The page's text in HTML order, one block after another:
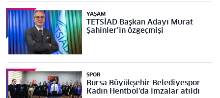
YAŞAM
TETSİAD Başkan Adayı Murat
Şahinler’in özgeçmişi
SPOR
Bursa Büyükşehir Belediyespor
Kadın Hentbol'da imzalar atıldı